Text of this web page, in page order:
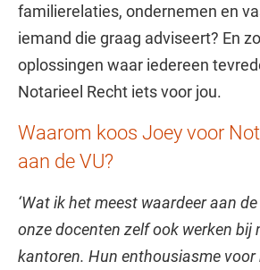
familierelaties, ondernemen en
iemand die graag adviseert? En
oplossingen waar iedereen
Notarieel Recht iets voor jou.
Waarom koos Joey voor
aan de VU?
‘Wat ik het meest waardeer aan
onze docenten zelf ook werken bij
kantoren. Hun enthousiasme voor